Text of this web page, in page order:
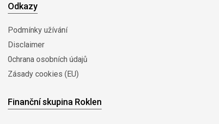
Odkazy
Podmínky užívání
Disclaimer
0chrana osobních údajů
Zásady cookies (EU)
Finanční skupina Roklen